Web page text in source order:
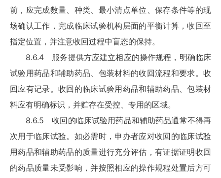
前，应完成数量、种类、最小清点单位、保存条件等的现
场确认工作，完成临床试验机构层面的平衡计算，收回至
指定位置，并注意收回过程中盲态的保持。
8.6.4 服务提供方应建立相应的操作规程，明确临床
试验用药品和辅助药品、包装材料的收回流程和要求。收
回应有记录。收回的临床试验用药品和辅助药品、包装材
料应有明确标识，并贮存在受控、专用的区域。
8.6.5 收回的临床试验用药品和辅助药品通常不得再
次用于临床试验。如必需时，申办者应对收回的临床试验
用药品和辅助药品的质量进行充分评估，有证据证明收回
的药品质量未受影响，并按照相应的操作规程处置后方可